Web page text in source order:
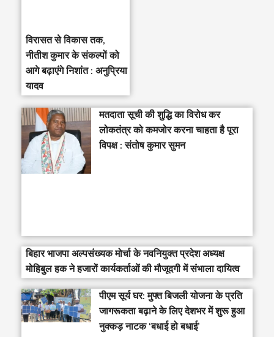
विरासत से विकास तक,
नीतीश कुमार के संकल्पों को
आगे बढ़ाएंगे निशांत : अनुप्रिया
यादव
मतदाता सूची की शुद्धि का विरोध कर
लोकतंत्र को कमजोर करना चाहता है पूरा
विपक्ष : संतोष कुमार सुमन
बिहार भाजपा अल्पसंख्यक मोर्चा के नवनियुक्त प्रदेश अध्यक्ष
मोहिबुल हक ने हजारों कार्यकर्ताओं की मौजूदगी में संभाला दायित्व
पीएम सूर्य घर: मुफ्त बिजली योजना के प्रति
जागरूकता बढ़ाने के लिए देशभर में शुरू हुआ
नुक्कड़ नाटक ‘बधाई हो बधाई’